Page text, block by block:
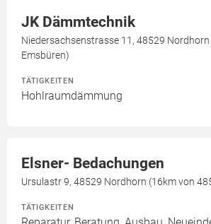
JK Dämmtechnik
Niedersachsenstrasse 11, 48529
Emsbüren)
TÄTIGKEITEN
Hohlraumdämmung
Elsner- Bedachungen
Ursulastr 9, 48529 Nordhorn (16km von
TÄTIGKEITEN